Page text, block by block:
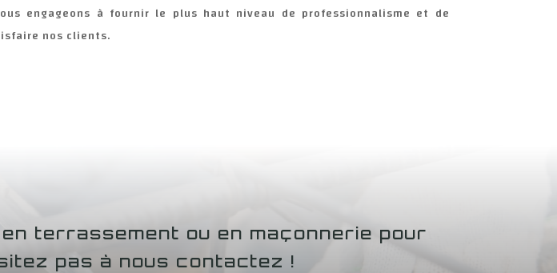
engageons à fournir le plus haut niveau de professionnalisme et de
nos clients.
terrassement ou en maçonnerie pour
pas à nous contactez !